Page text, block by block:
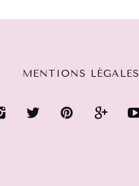
MENTIONS LÉGALES